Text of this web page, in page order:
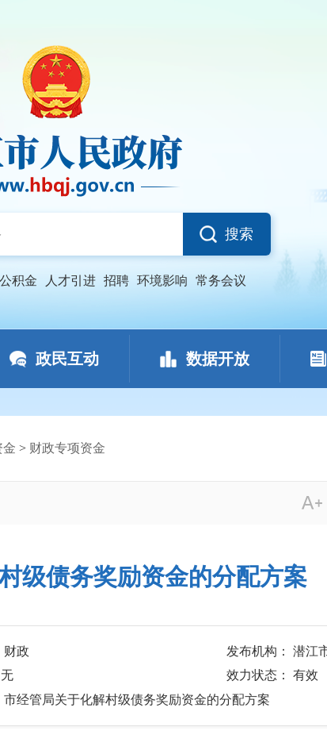
搜索
公积金 人才引进 招聘 环境影响 常务会议
政民互动 数据开放
金 > 财政专项资金
级债务奖励资金的分配方案
财政
发布机构： 潜江
效力状态： 有效
管局关于化解村级债务奖励资金的分配方案